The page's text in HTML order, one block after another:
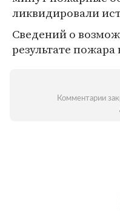
ликвидировали
Сведений о
результате
Комментарии